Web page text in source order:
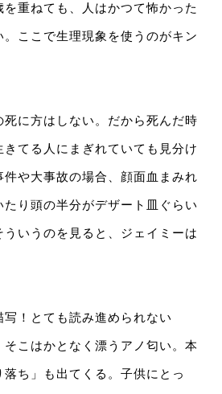
重ねても、人はかつて怖かった
。ここで生理現象を使うのがキン
に方はしない。だから死んだ時
きてる人にまぎれていても見分け
や大事故の場合、顔面血まみれ
り頭の半分がデザート皿ぐらい
いうのを見ると、ジェイミーは
写！とても読み進められない
そこはかとなく漂うアノ匂い。本
ち」も出てくる。子供にとっ